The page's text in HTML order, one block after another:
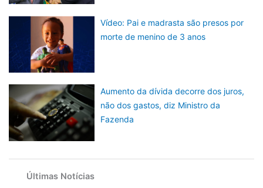
Vídeo: Pai e madrasta são presos por
morte de menino de 3 anos
Aumento da dívida decorre dos juros,
não dos gastos, diz Ministro da
Fazenda
Últimas Notícias